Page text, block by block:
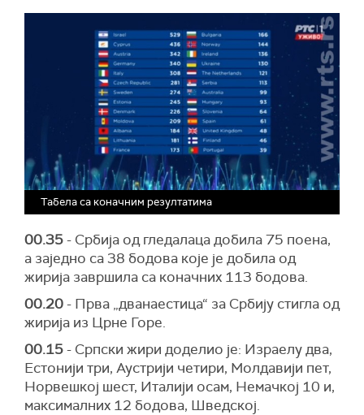
Табела са коначним резултатима
00.35- Србија од гледалаца добила 75 поена,
а заједно са 38 бодова које је добила од
жирија завршила са коначних 113 бодова.
00.20- Прва „дванаестица“ за Србију стигла од
жирија из Црне Горе.
00.15- Српски жири доделио је: Израелу два,
Естонији три, Аустрији четири, Молдавији пет,
Норвешкој шест, Италији осам, Немачкој 10 и,
максималних 12 бодова, Шведској.